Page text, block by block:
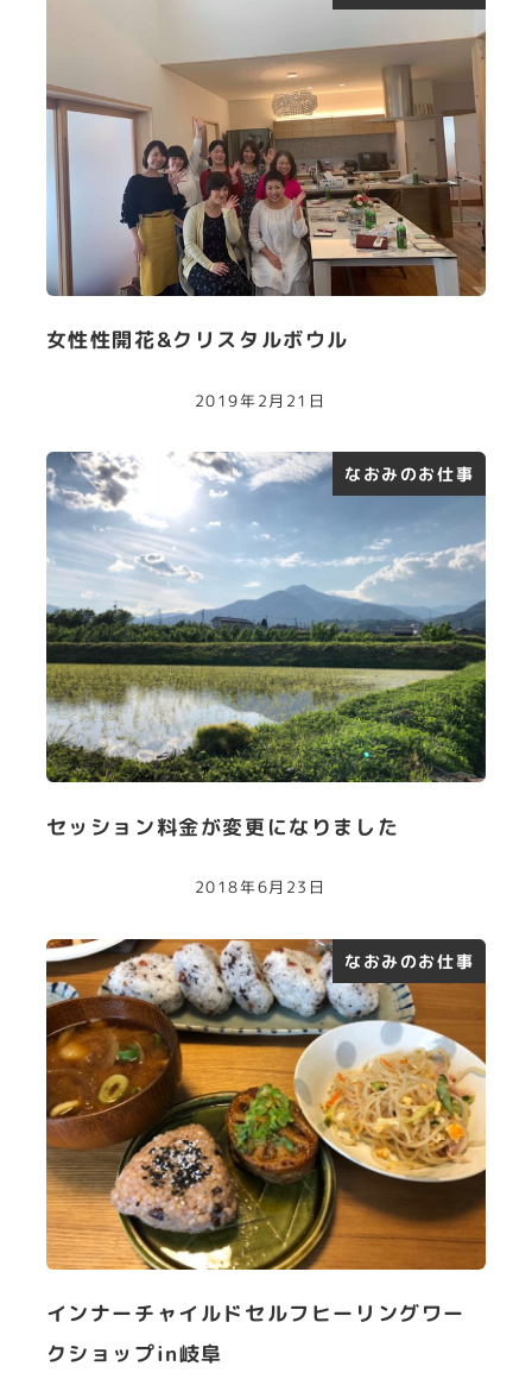
女性性開花&クリスタルボウル
2019年2月21日
なおみのお仕事
セッション料金が変更になりました
2018年6月23日
なおみのお仕事
インナーチャイルドセルフヒーリングワー
クショップin岐阜